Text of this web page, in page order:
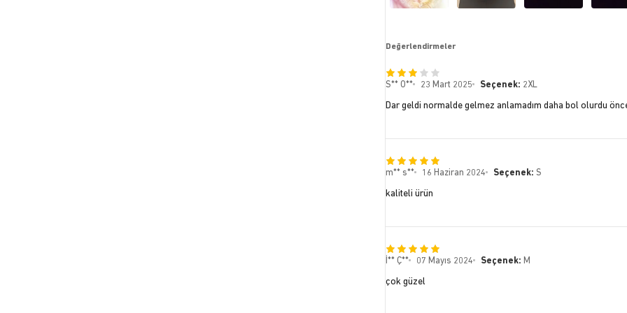
Değerlendirmeler
S** O** 23 Mart 2025 Seçenek: 2XL
Dar geldi normalde gelmez anlamadım daha bol olurdu
m** s** 16 Haziran 2024 Seçenek: S
kaliteli ürün
İ** Ç** 07 Mayıs 2024 Seçenek: M
çok güzel